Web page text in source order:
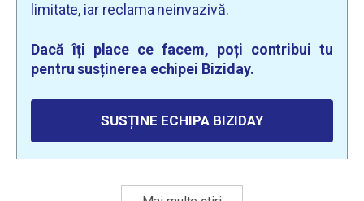
limitate, iar reclama neinvazivă.
Dacă îți place ce facem, poți contribui tu
pentru susținerea echipei Biziday.
SUSȚINE ECHIPA BIZIDAY